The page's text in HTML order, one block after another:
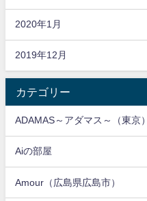
2020年1月
2019年12月
カテゴリー
ADAMAS～アダマス～（東京）
Aiの部屋
Amour（広島県広島市）